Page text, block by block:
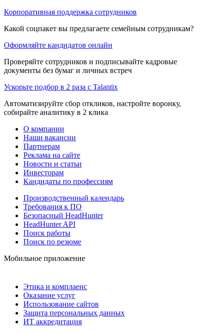
Корпоративная поддержка сотрудников
Какой соцпакет вы предлагаете семейным сотрудникам?
Оформляйте кандидатов онлайн
Проверяйте сотрудников и подписывайте кадровые
документы без бумаг и личных встреч
Ускорьте подбор в 2 раза с Talantix
Автоматизируйте сбор откликов, настройте воронку,
собирайте аналитику в 2 клика
О компании
Наши вакансии
Партнерам
Реклама на сайте
Новости и статьи
Инвесторам
Кандидаты по профессиям
Производственный календарь
Требования к ПО
Безопасный HeadHunter
HeadHunter API
Поиск работы
Поиск по резюме
Мобильное приложение
Этика и комплаенс
Оказание услуг
Использование сайтов
Защита персональных данных
ИТ аккредитация